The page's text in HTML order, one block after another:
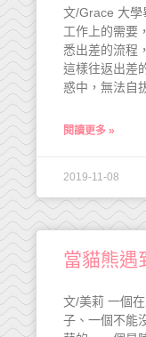
文/Grace 大學
工作上的需要
悉出差的流程
這樣往返出差
惑中，無法自
閱讀更多 »
2019-11-08
當貓熊遇
文/美莉 一個
子、一個不能